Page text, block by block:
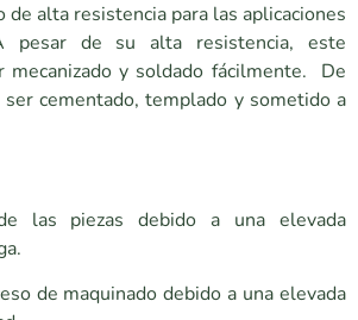
alta resistencia para las aplicaciones
pesar de su alta resistencia, este
mecanizado y soldado fácilmente. De
cementado, templado y sometido a
las piezas debido a una elevada
de maquinado debido a una elevada